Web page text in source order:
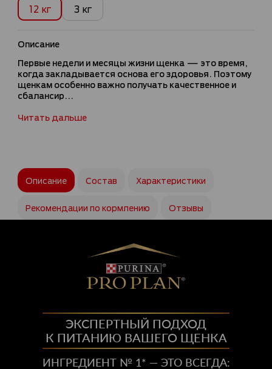
12 кг 3 кг
Описание
Первые недели и месяцы жизни щенка — это время,
когда закладывается основа его здоровья. Поэтому
щенкам особенно важно получать качественное и
сбалансир...
Читать дальше
Описание
ЭКСПЕРТНЫЙ ПОДХОД
К ПИТАНИЮ ВАШЕГО ЩЕНКА
ИНГРЕДИЕНТ № 1* — ЭТО ВСЕГДА:
Состав Характеристики
Рекомендации по кормлению Отзывы